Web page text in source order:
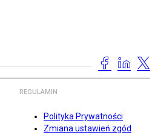
REGULAMIN
Polityka Prywatności
Zmiana ustawień zgód